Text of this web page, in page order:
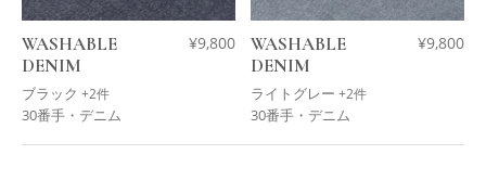
WASHABLE
DENIM
ブラック +2件
¥9,800
30番手・デニム
WASHABLE
DENIM
ライトグレー +2件
¥9,800
30番手・デニム